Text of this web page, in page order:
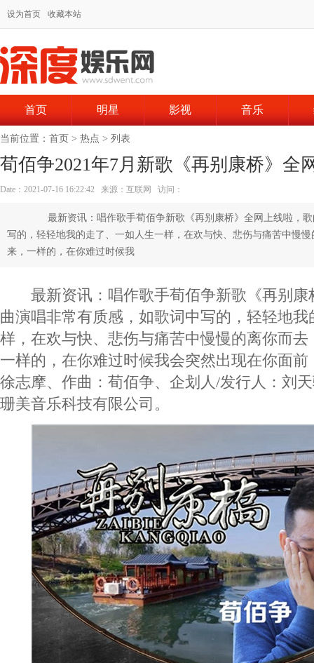
设为首页 收藏本站
首页 明星 影视 音乐
当前位置： 首页 > 热点 > 列表
荀佰争2021年7月新歌《再别康桥》全
Date：2021-07-16 16:22:42 来源：互联网 访问：
最新资讯：唱作歌手荀佰争新歌《再别康桥》全网上线啦，歌
写的，轻轻地我的走了、一如人生一样，在欢与快、悲伤与痛苦中慢
来，一样的，在你难过时候我
最新资讯：唱作歌手荀佰争新歌《再别康
曲演唱非常有质感，如歌词中写的，轻轻地
样，在欢与快、悲伤与痛苦中慢慢的离你而
一样的，在你难过时候我会突然出现在你面
徐志摩、作曲：荀佰争、企划人/发行人：刘
珊美音乐科技有限公司。